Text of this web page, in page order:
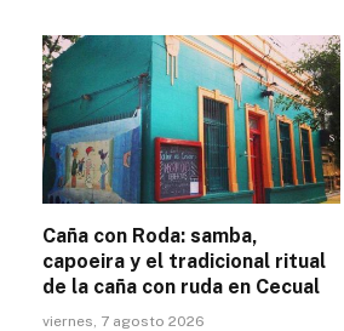
Caña con Roda: samba,
capoeira y el tradicional ritual
de la caña con ruda en Cecual
viernes, 7 agosto 2026